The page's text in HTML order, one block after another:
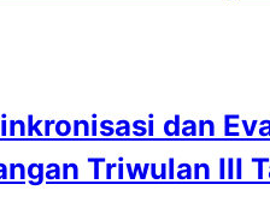
dan
Triwulan III